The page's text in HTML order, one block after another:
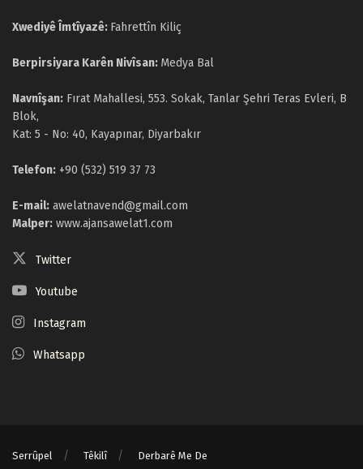
Xwediyê Îmtîyazê: Fahrettîn Kiliç
Berpirsiyara Karên Nivîsan: Medya Bal
Navnîşan: Fırat Mahallesi, 553. Sokak, Tanlar Şehri Teras Evleri, B
Blok,
Kat: 5 - No: 40, Kayapınar, Diyarbakır
Telefon: +90 (532) 519 37 73
E-mail: awelatnavend@gmail.com
Malper: www.ajansawelat1.com
Twitter
Youtube
Instagram
Whatsapp
Serrûpel Têkilî Derbarê Me De